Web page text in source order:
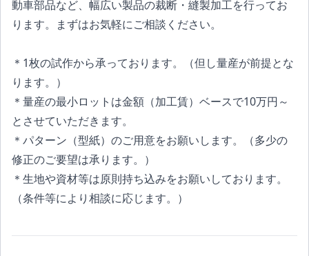
動車部品など、幅広い製品の裁断・縫製加工を行ってお
ります。まずはお気軽にご相談ください。
＊1枚の試作から承っております。（但し量産が前提とな
ります。）
＊量産の最小ロットは金額（加工賃）ベースで10万円～
とさせていただきます。
＊パターン（型紙）のご用意をお願いします。（多少の
修正のご要望は承ります。）
＊生地や資材等は原則持ち込みをお願いしております。
（条件等により相談に応じます。）